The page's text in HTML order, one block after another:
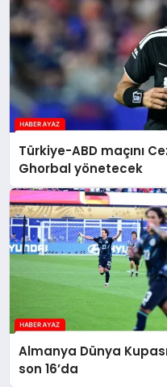
Türkiye-ABD maçını
Ghorbal yönetecek
Almanya Dünya
son 16’da